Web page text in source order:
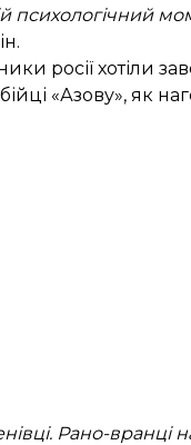
психологічний
росії хотіли
«Азову», як
Рано-вранці